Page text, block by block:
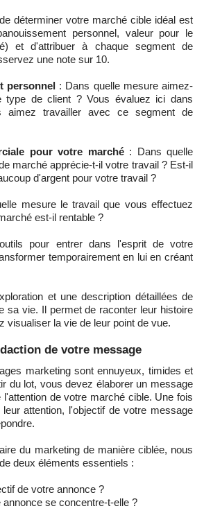
déterminer votre marché cible idéal est
personnel, valeur pour le
et d'attribuer à chaque segment de
une note sur 10.
personnel: Dans quelle mesure aimez-
type de client ? Vous évaluez ici dans
aimez travailler avec ce segment de
pour votre marché: Dans quelle
marché apprécie-t-il votre travail ? Est-il
d'argent pour votre travail ?
mesure le travail que vous effectuez
est-il rentable ?
pour entrer dans l'esprit de votre
temporairement en lui en créant
et une description détaillées de
sa vie. Il permet de raconter leur histoire
visualiser la vie de leur point de vue.
de votre message
du lot, vous devez élaborer un message
de votre marché cible. Une fois
attention, l'objectif de votre message
du marketing de manière ciblée, nous
deux éléments essentiels :
de votre annonce ?
se concentre-t-elle ?